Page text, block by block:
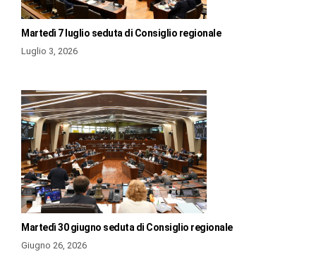
Martedì 7 luglio seduta di Consiglio regionale
Luglio 3, 2026
Martedì 30 giugno seduta di Consiglio regionale
Giugno 26, 2026